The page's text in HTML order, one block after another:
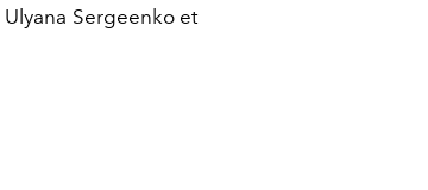
Sergeenko et